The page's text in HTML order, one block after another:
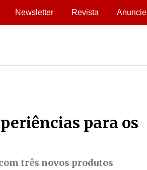
Newsletter Revista Anuncie
para os
três novos produtos